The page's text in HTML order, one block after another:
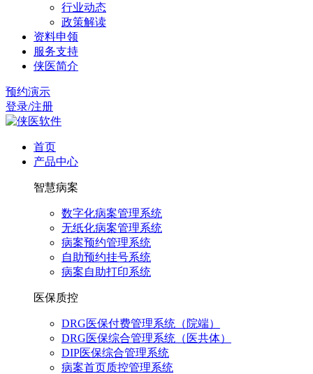
行业动态
政策解读
资料申领
服务支持
侠医简介
预约演示
登录/注册
首页
产品中心
智慧病案
数字化病案管理系统
无纸化病案管理系统
病案预约管理系统
自助预约挂号系统
病案自助打印系统
医保质控
DRG医保付费管理系统（院端）
DRG医保综合管理系统（医共体）
DIP医保综合管理系统
病案首页质控管理系统